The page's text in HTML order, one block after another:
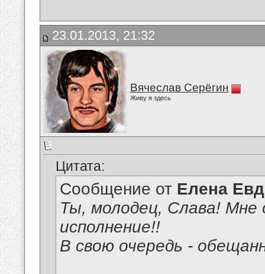
23.01.2013, 21:32
Вячеслав Серёгин
Живу я здесь
Цитата:
Сообщение от Елена
Ты, молодец, Слава! Мне
исполнение!!
В свою очередь -